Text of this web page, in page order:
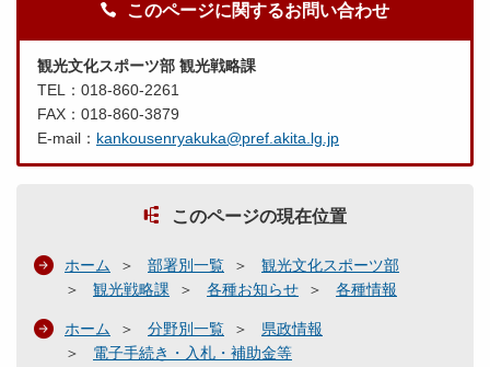
このページに関するお問い合わせ
観光文化スポーツ部 観光戦略課
TEL：018-860-2261
FAX：018-860-3879
E-mail： kankousenryakuka@pref.akita.lg.jp
このページの現在位置
ホーム 部署別一覧
観光文化スポーツ部
観光戦略課
各種お知らせ 各種情報
ホーム 分野別一覧
県政情報
電子手続き・入札・補助金等